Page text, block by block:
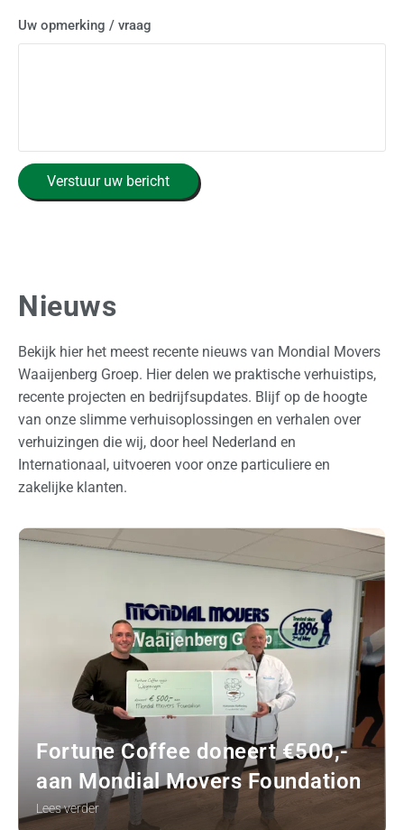
Uw opmerking / vraag
C
A
Verstuur uw bericht
Nieuws
Bekijk hier het meest recente nieuws van Mondial Movers
Waaijenberg Groep. Hier delen we praktische verhuistips,
recente projecten en bedrijfsupdates. Blijf op de hoogte
van onze slimme verhuisoplossingen en verhalen over
verhuizingen die wij, door heel Nederland en
Internationaal, uitvoeren voor onze particuliere en
zakelijke klanten.
Fortune Coffee doneert €500,-
aan Mondial Movers Foundation
Lees verder